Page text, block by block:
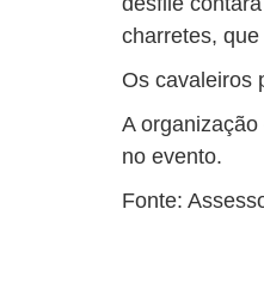
charretes,
Os cavaleiros
A
no evento.
Fonte: